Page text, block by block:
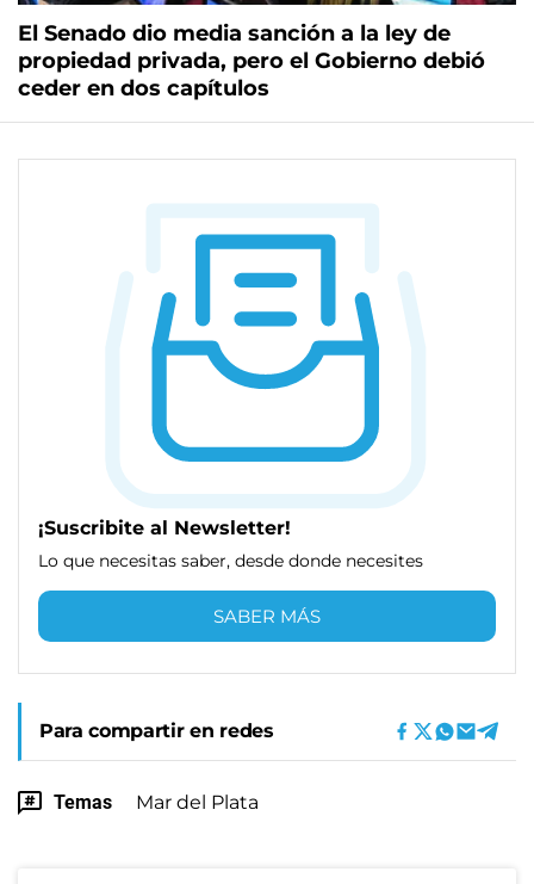
El Senado dio media sanción a la ley de
propiedad privada, pero el Gobierno debió
ceder en dos capítulos
¡Suscribite al Newsletter!
Lo que necesitas saber, desde donde necesites
SABER MÁS
Para compartir en redes
Temas Mar del Plata